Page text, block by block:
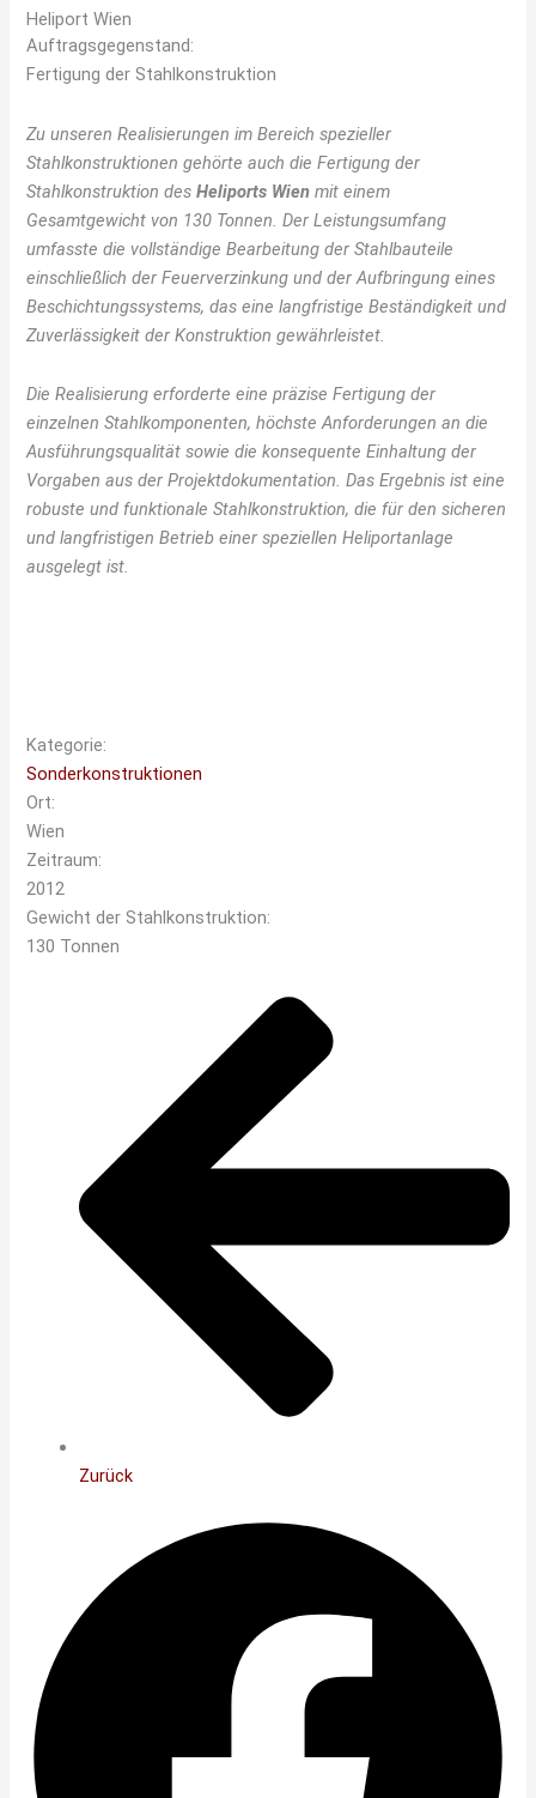
Heliport Wien
Auftragsgegenstand:
Fertigung der Stahlkonstruktion
Zu unseren Realisierungen im Bereich spezieller
Stahlkonstruktionen gehörte auch die Fertigung der
Stahlkonstruktion desHeliports Wien mit einem
Gesamtgewicht von 130 Tonnen. Der Leistungsumfang
umfasste die vollständige Bearbeitung der Stahlbauteile
einschließlich der Feuerverzinkung und der Aufbringung eines
Beschichtungssystems, das eine langfristige Beständigkeit und
Zuverlässigkeit der Konstruktion gewährleistet.
Die Realisierung erforderte eine präzise Fertigung der
einzelnen Stahlkomponenten, höchste Anforderungen an die
Ausführungsqualität sowie die konsequente Einhaltung der
Vorgaben aus der Projektdokumentation. Das Ergebnis ist eine
robuste und funktionale Stahlkonstruktion, die für den sicheren
und langfristigen Betrieb einer speziellen Heliportanlage
ausgelegt ist.
Kategorie:
Sonderkonstruktionen
Ort:
Wien
Zeitraum:
2012
Gewicht der Stahlkonstruktion:
130 Tonnen
Zurück